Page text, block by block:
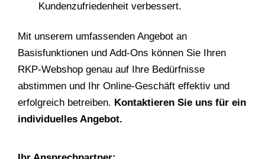
Kundenzufriedenheit verbessert.
Mit unserem umfassenden Angebot an
Basisfunktionen und Add-Ons können Sie Ihren
RKP-Webshop genau auf Ihre Bedürfnisse
abstimmen und Ihr Online-Geschäft effektiv und
erfolgreich betreiben. Kontaktieren Sie uns für ein
individuelles Angebot.